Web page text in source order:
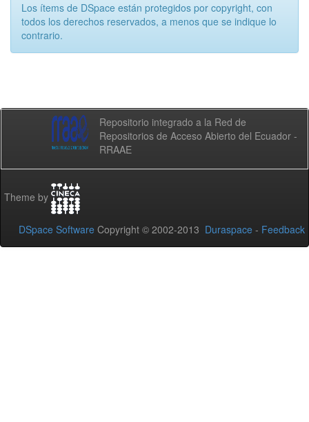
Los ítems de DSpace están protegidos por copyright, con
todos los derechos reservados, a menos que se indique lo
contrario.
Repositorio integrado a la Red de
Repositorios de Acceso Abierto del Ecuador -
RRAAE
Theme by
DSpace Software Copyright © 2002-2013 Duraspace - Feedback